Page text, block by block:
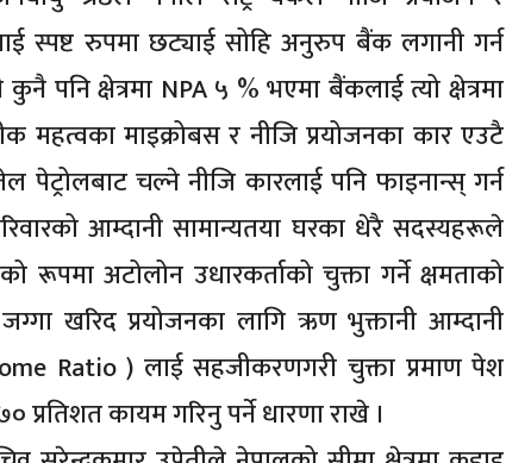
स्पष्ट रुपमा छट्याई सोहि अनुरुप बैंक लगानी गर्न
पनि क्षेत्रमा NPA ५ % भएमा बैंकलाई त्यो क्षेत्रमा
महत्वका माइक्रोबस र नीजि प्रयोजनका कार एउटै
पेट्रोलबाट चल्ने नीजि कारलाई पनि फाइनान्स् गर्न
आम्दानी सामान्यतया घरका धेरै सदस्यहरूले
रूपमा अटोलोन उधारकर्ताको चुक्ता गर्ने क्षमताको
जग्गा खरिद प्रयोजनका लागि ऋण भुक्तानी आम्दानी
Ratio ) लाई सहजीकरणगरी चुक्ता प्रमाण पेश
प्रतिशत कायम गरिनु पर्ने धारणा राखे ।